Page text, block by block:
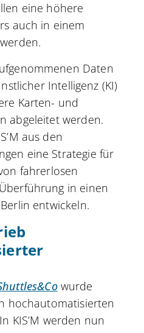
eine höhere
auch in einem
Daten
Intelligenz (KI)
Karten- und
abgeleitet werden.
aus den
eine Strategie für
fahrerlosen
in einen
entwickeln.
wurde
hochautomatisierten
KIS’M werden nun